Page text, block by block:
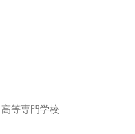
等専門学校